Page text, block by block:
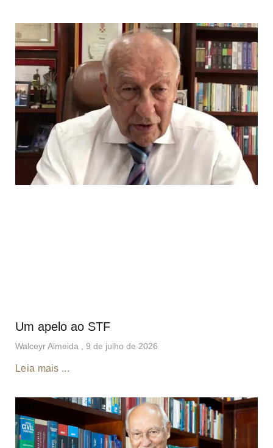
Um apelo ao STF
Walceyr Almeida 9 de julho de 2026
Leia mais ...